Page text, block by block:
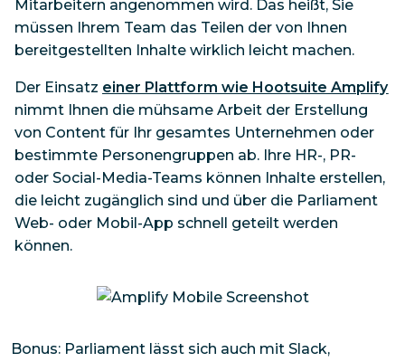
Mitarbeitern angenommen wird. Das heißt, Sie
müssen Ihrem Team das Teilen der von Ihnen
bereitgestellten Inhalte wirklich leicht machen.
Der Einsatz einer Plattform wie Hootsuite Amplify
nimmt Ihnen die mühsame Arbeit der Erstellung
von Content für Ihr gesamtes Unternehmen oder
bestimmte Personengruppen ab. Ihre HR-, PR-
oder Social-Media-Teams können Inhalte erstellen,
die leicht zugänglich sind und über die Parliament
Web- oder Mobil-App schnell geteilt werden
können.
Bonus: Parliament lässt sich auch mit Slack,